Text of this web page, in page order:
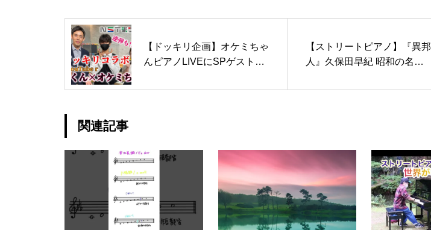
【ドッキリ企画】オケミちゃ
んピアノLIVEにSPゲスト登
【ストリートピアノ】『異邦
人』久保田早紀 昭和の名曲
上がる!!〔デュオ神戸ストリ
関連記事